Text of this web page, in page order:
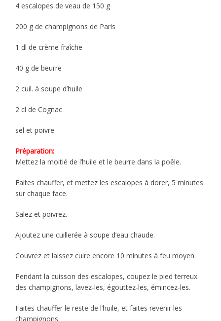
4 escalopes de veau de 150 g
200 g de champignons de Paris
1 dl de crème fraîche
40 g de beurre
2 cuil. à soupe d’huile
2 cl de Cognac
sel et poivre
Préparation:
Mettez la moitié de l’huile et le beurre dans la poêle.
Faites chauffer, et mettez les escalopes à dorer, 5 minutes
sur chaque face.
Salez et poivrez.
Ajoutez une cuillerée à soupe d’eau chaude.
Couvrez et laissez cuire encore 10 minutes à feu moyen.
Pendant la cuisson des escalopes, coupez le pied terreux
des champignons, lavez-les, égouttez-les, émincez-les.
Faites chauffer le reste de l’huile, et faites revenir les
champignons.